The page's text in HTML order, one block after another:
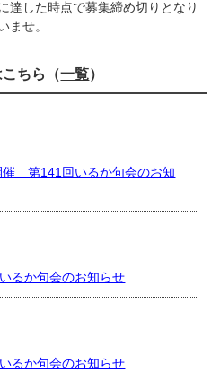
達した時点で募集締め切りとなり
ませ。
ちら（一覧）
催 第141回いるか句会のお知
るか句会のお知らせ
るか句会のお知らせ